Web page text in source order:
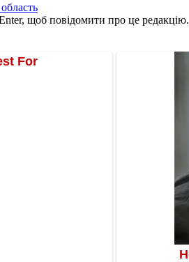
щоб повідомити про це редакцію.